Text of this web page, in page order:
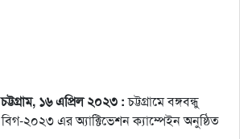
১৬ এপ্রিল ২০২৩ :চট্টগ্রামে বঙ্গবন্ধু
২০২৩ এর অ্যাক্টিভেশন ক্যাম্পেইন অনুষ্ঠিত